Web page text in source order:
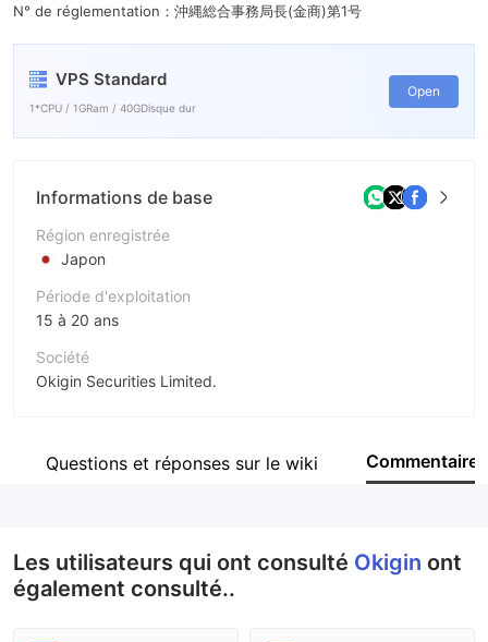
N° de réglementation：沖縄総合事務局長(金商)第1号
VPS Standard
1*CPU / 1GRam / 40GDisque dur
Open
Informations de base
Région enregistrée
Japon
Période d'exploitation
15 à 20 ans
Société
Okigin Securities Limited.
Questions et réponses sur le wiki Commentaire
Les utilisateurs qui ont consulté Okigin ont
également consulté..